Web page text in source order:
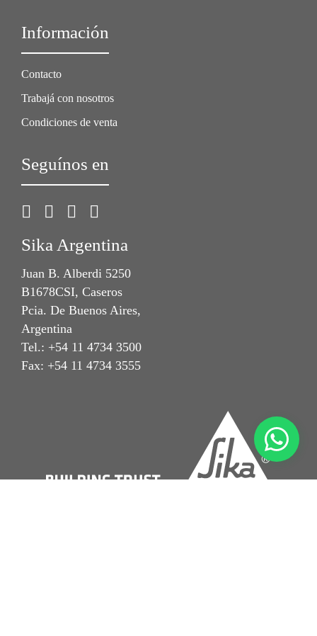
Información
Contacto
Trabajá con nosotros
Condiciones de venta
Seguínos en
Sika Argentina
Juan B. Alberdi 5250
B1678CSI, Caseros
Pcia. De Buenos Aires,
Argentina
Tel.: +54 11 4734 3500
Fax: +54 11 4734 3555